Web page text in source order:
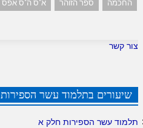
החכמה
ספר הזוהר א"ס ה"ס אפס
צור קשר
שיעורים בתלמוד עשר הספירות
תלמוד עשר הספירות חלק א